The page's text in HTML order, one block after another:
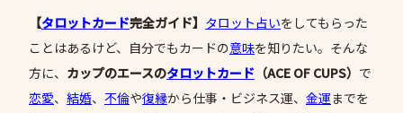
【タロットカード完全ガイド】 タロット占いをしてもらった
ことはあるけど、自分でもカードの意味を知りたい。そんな
方に、 カップのエースのタロットカード （ACE OF CUPS） で
恋愛、 結婚、 不倫や復縁から仕事・ビジネス運、 金運までを